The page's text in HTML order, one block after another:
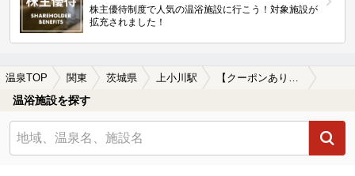
株主優待制度で人気の温浴施設に行こう！対象施設が
拡充されました！
温泉TOP 関東 茨城県 上小川駅
温浴施設を探す